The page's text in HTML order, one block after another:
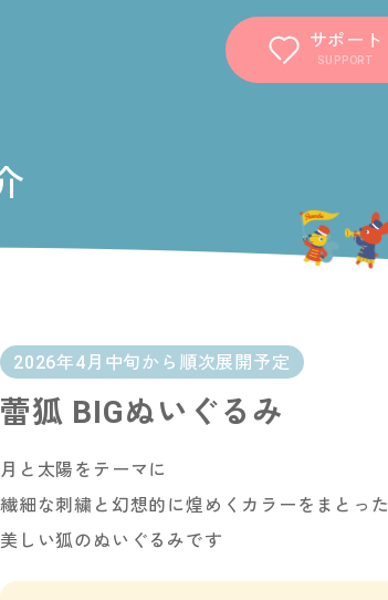
サポート
SUPPORT
2026年4月中旬から順次展開予定
蕾狐 BIGぬいぐるみ
月と太陽をテーマに
繊細な刺繍と幻想的に煌めくカラーをまとった
美しい狐のぬいぐるみです